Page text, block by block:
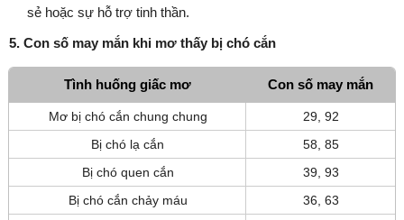
sẻ hoặc sự hỗ trợ tinh thần.
5. Con số may mắn khi mơ thấy bị chó cắn
Tình huống giấc mơ Con số may mắn
Mơ bị chó cắn chung chung
29, 92
Bị chó lạ cắn
58, 85
Bị chó quen cắn
39, 93
Bị chó cắn chảy máu
36, 63